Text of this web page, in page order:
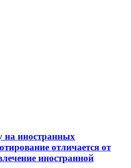
на иностранных
отличается от
иностранной